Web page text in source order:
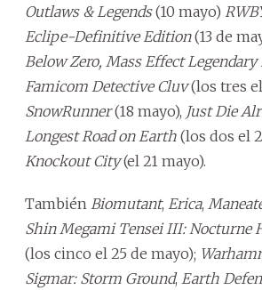
Outlaws & Legends(10 mayo)
Eclipe-Definitive Edition(13 de
Below Zero, Mass Effect
Famicom Detective Cluv(los tres
SnowRunner(18 mayo), Just Die
Longest Road on Earth (los dos el
Knockout City(el 21 mayo).
También Biomutant, Erica,
Shin Megami Tensei III: Nocturne
(los cinco el 25 de mayo);
Sigmar: Storm Ground, Earth